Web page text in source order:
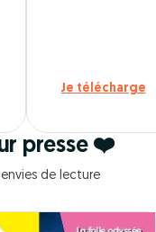
Je télécharge
presse ❤️
de lecture